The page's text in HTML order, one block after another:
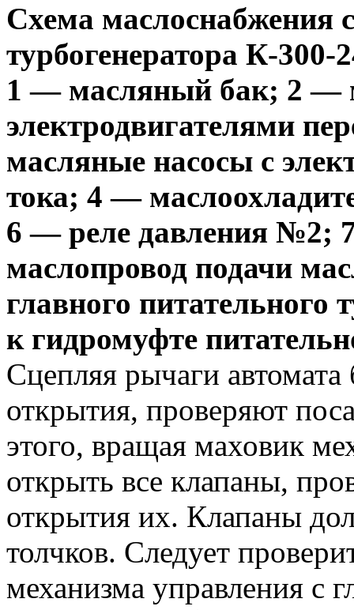
Схема маслоснабжения
турбогенератора К-300-
1 — масляный бак; 2 —
электродвигателями
масляные насосы с
тока; 4 —
6 — реле давления №2;
маслопровод подачи
главного питательного
к гидромуфте
Сцепляя рычаги автомата
открытия, проверяют
этого, вращая маховик
открыть все клапаны,
открытия их. Клапаны
толчков. Следует
механизма управления с